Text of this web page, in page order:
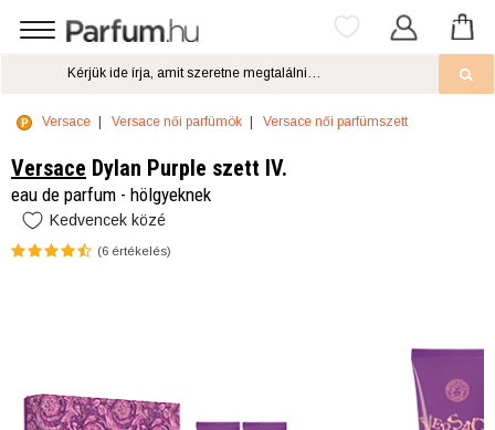
Versace Versace női parfümök Versace női parfümszett
Versace Dylan Purple szett IV.
eau de parfum - hölgyeknek
Kedvencek közé
(6 értékelés)